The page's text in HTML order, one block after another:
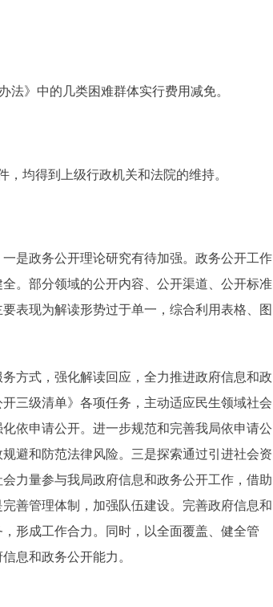
》中的几类困难群体实行费用减免。
均得到上级行政机关和法院的维持。
是政务公开理论研究有待加强。政务公开工作
。部分领域的公开内容、公开渠道、公开标准
表现为解读形势过于单一，综合利用表格、图
方式，强化解读回应，全力推进政府信息和政
三级清单》各项任务，主动适应民生领域社会
依申请公开。进一步规范和完善我局依申请公
避和防范法律风险。三是探索通过引进社会资
力量参与我局政府信息和政务公开工作，借助
善管理体制，加强队伍建设。完善政府信息和
形成工作合力。同时，以全面覆盖、健全管
息和政务公开能力。